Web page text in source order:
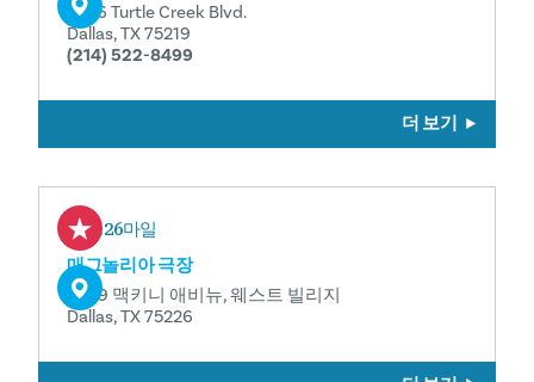
3636 Turtle Creek Blvd.
Dallas, TX 75219
(214) 522-8499
더 보기
0.26마일
매그놀리아 극장
3699 맥키니 애비뉴, 웨스트 빌리지
Dallas, TX 75226